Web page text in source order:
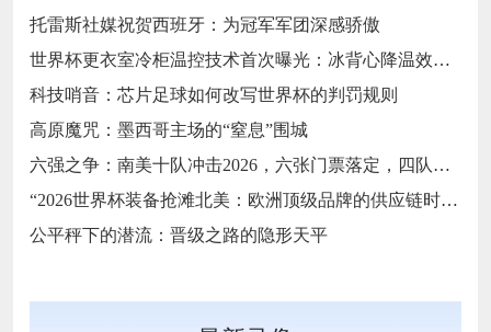
托雷斯社媒祝贺西班牙：为冠军军团深感骄傲
世界杯更衣室冷柜温控技术首次曝光：冰背心降温效率关键数据深度拆解
科技哨音：芯片足球如何改写世界杯的判罚规则
高原魔咒：墨西哥主场的“窒息”围城
六强之争：南美十队冲击2026，六张门票落定，四队梦碎
“2026世界杯装备抢滩北美：欧洲顶级品牌的供应链时效突围战”
公平秤下的潜流：晋级之路的隐形天平